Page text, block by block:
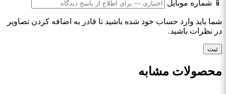
📱 شماره موبایل
شما باید وارد حساب خود شده باشید تا قادر به اضافه کردن تصاویر
در نظرات باشید.
محصولات مشابه